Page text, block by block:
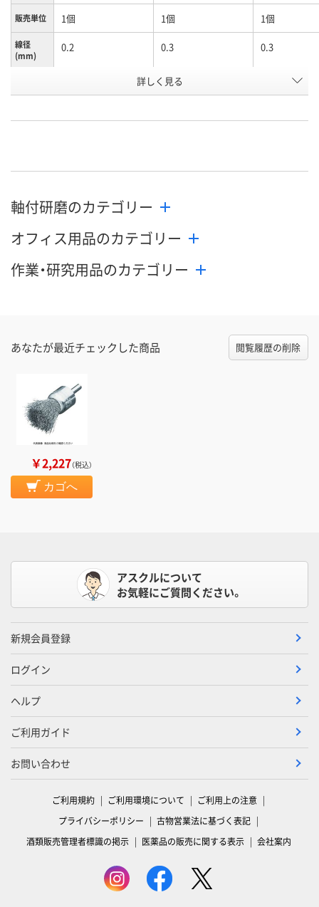
販売単位 1個 1個 1個
線径
(mm)
0.2 0.3 0.3
120
K971155 K971156 K971127
数量
カゴへ
数量
詳しく見る
軸付研磨のカテゴリー
オフィス用品のカテゴリー
作業・研究用品のカテゴリー
あなたが最近チェックした商品 閲覧履歴の削除
￥2,227（税込）
カゴへ
アスクルについて
お気軽にご質問ください。
新規会員登録
ログイン
ヘルプ
ご利用ガイド
お問い合わせ
ご利用規約 ご利用環境について
ご利用上の注意
プライバシーポリシー
古物営業法に基づく表記
酒類販売管理者標識の掲示
医薬品の販売に関する表示 会社案内